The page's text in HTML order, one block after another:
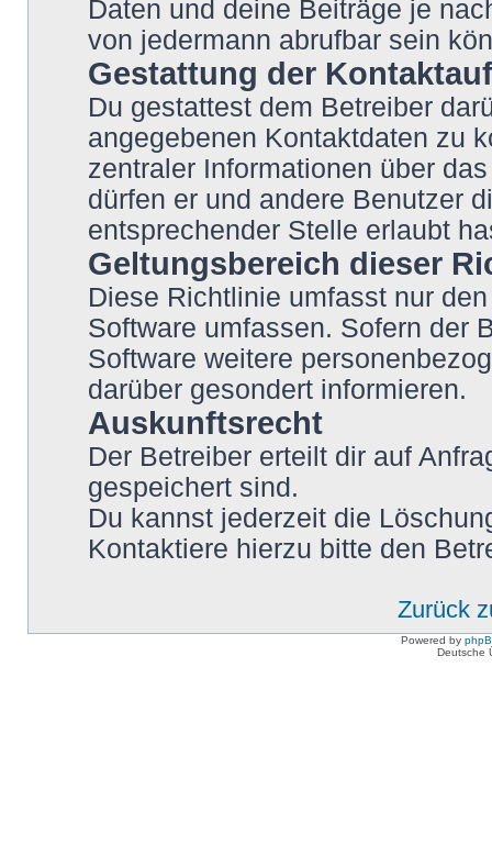
Daten und deine Beiträge je
von jedermann abrufbar sein
Gestattung der
Du gestattest dem Betreiber
angegebenen Kontaktdaten zu
zentraler Informationen über
dürfen er und andere Benutzer
entsprechender Stelle erlaubt
Geltungsbereich dieser
Diese Richtlinie umfasst nur
Software umfassen. Sofern der
Software weitere
darüber gesondert informieren.
Auskunftsrecht
Der Betreiber erteilt dir auf
gespeichert sind.
Du kannst jederzeit die
Kontaktiere hierzu bitte den
Zurück
Powered by
Deutsche